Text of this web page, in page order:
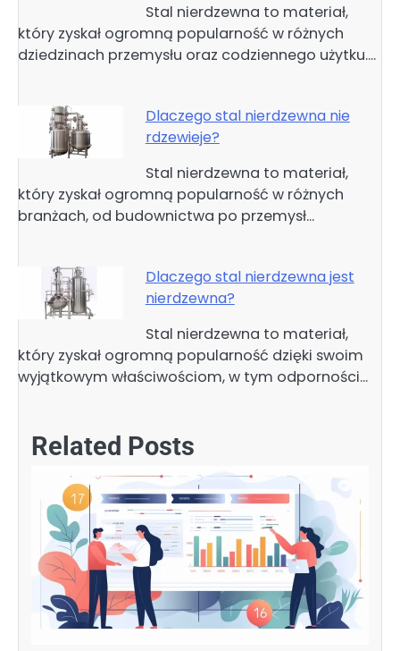
Stal nierdzewna to materiał,
który zyskał ogromną popularność w różnych
dziedzinach przemysłu oraz codziennego użytku.…
Dlaczego stal nierdzewna nie
rdzewieje?
Stal nierdzewna to materiał,
który zyskał ogromną popularność w różnych
branżach, od budownictwa po przemysł…
Dlaczego stal nierdzewna jest
nierdzewna?
Stal nierdzewna to materiał,
który zyskał ogromną popularność dzięki swoim
wyjątkowym właściwościom, w tym odporności…
Related Posts